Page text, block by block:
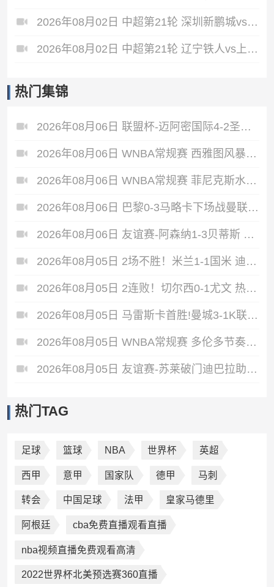
2026年08月02日 中超第21轮 深圳新鹏城vs重庆铜梁龙 全场录像
2026年08月02日 中超第21轮 辽宁铁人vs上海申花 全场录像
热门集锦
2026年08月06日 联盟杯-迈阿密国际4-2圣路易斯 梅西2射1传 阿伦助攻戴帽
2026年08月06日 WNBA常规赛 西雅图风暴 86 - 92 纽约自由人 全场集锦
2026年08月06日 WNBA常规赛 菲尼克斯水星 82 - 96 亚特兰大梦想 全场集锦
2026年08月06日 巴黎0-3马略卡下场战曼联 巴黎全场控球近6成+8射3正未果
2026年08月06日 友谊赛-阿森纳1-3贝蒂斯 因卡皮耶破门难救主 福纳尔斯1射2传
2026年08月05日 2场不胜！米兰1-1国米 迪马尔科破门 恩昆库造点+点射拉莫斯登场
2026年08月05日 2连败！切尔西0-1尤文 热格罗瓦世界波制胜穆德里克时隔614天复出
2026年08月05日 马雷斯卡首胜!曼城3-1K联赛全明星 赖因德斯努里破门塞梅尼奥助攻
2026年08月05日 WNBA常规赛 多伦多节奏 81 - 92 金州女武神 全场集锦
2026年08月05日 友谊赛-苏莱破门迪巴拉助攻 罗马4-1纽波特郡
热门TAG
足球 篮球 NBA 世界杯 英超
西甲 意甲 国家队 德甲 马刺
转会 中国足球 法甲 皇家马德里
阿根廷 cba免费直播观看直播
nba视频直播免费观看高清
2022世界杯北美预选赛360直播